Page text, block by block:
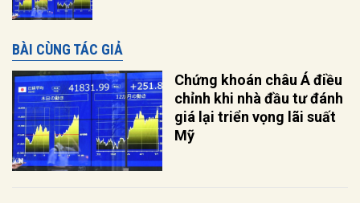
BÀI CÙNG TÁC GIẢ
Chứng khoán châu Á điều
chỉnh khi nhà đầu tư đánh
giá lại triển vọng lãi suất
Mỹ